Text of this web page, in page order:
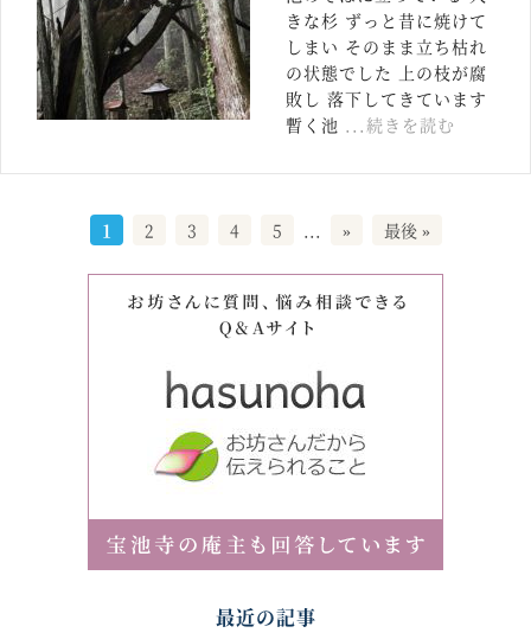
きな杉 ずっと昔に焼けて
しまい そのまま立ち枯れ
の状態でした 上の枝が腐
敗し 落下してきています
暫く池 ...続きを読む
1 2 3 4 5 ... » 最後 »
最近の記事